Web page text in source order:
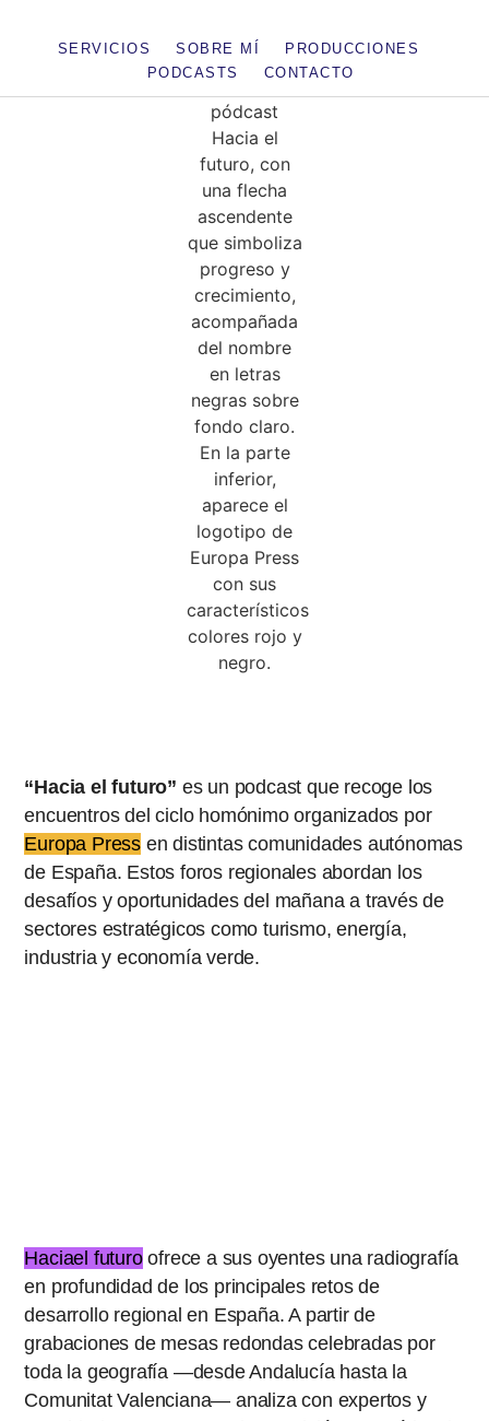
SERVICIOS SOBRE MÍ
PRODUCCIONES
PODCASTS
CONTACTO
“Hacia el futuro” es un podcast que recoge los
encuentros del ciclo homónimo organizados por
Europa Press en distintas comunidades autónomas
de España. Estos foros regionales abordan los
desafíos y oportunidades del mañana a través de
sectores estratégicos como turismo, energía,
industria y economía verde.
Haciael futuroofrece a sus oyentes una radiografía
en profundidad de los principales retos de
desarrollo regional en España. A partir de
grabaciones de mesas redondas celebradas por
toda la geografía —desde Andalucía hasta la
Comunitat Valenciana— analiza con expertos y